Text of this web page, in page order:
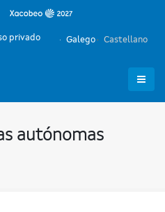
Galego Castellano
privado
autónomas